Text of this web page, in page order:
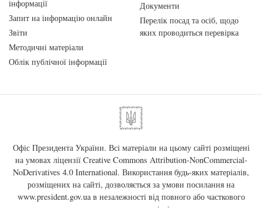
інформації
Запит на інформацію онлайн
Звіти
Методичні матеріали
Облік публічної інформації
Документи
Перелік посад та осіб, щодо
яких проводиться перевірка
Офіс Президента України. Всі матеріали на цьому сайті розміщені
на умовах ліцензії Creative Commons Attribution-NonCommercial-
NoDerivatives 4.0 International. Використання будь-яких матеріалів,
розміщених на сайті, дозволяється за умови посилання на
www.president.gov.uaв незалежності від повного або часткового